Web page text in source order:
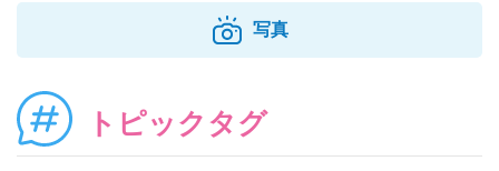
写真
トピックタグ